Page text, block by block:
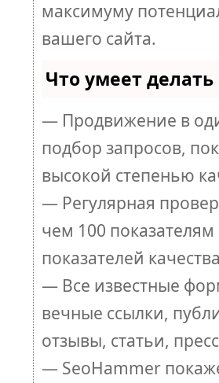
максимуму
вашего сайта.
Что умеет
— Продвижение в
подбор запросов,
высокой степенью
— Регулярная
чем 100
показателей
— Все известные
вечные ссылки,
отзывы, статьи,
— SeoHammer